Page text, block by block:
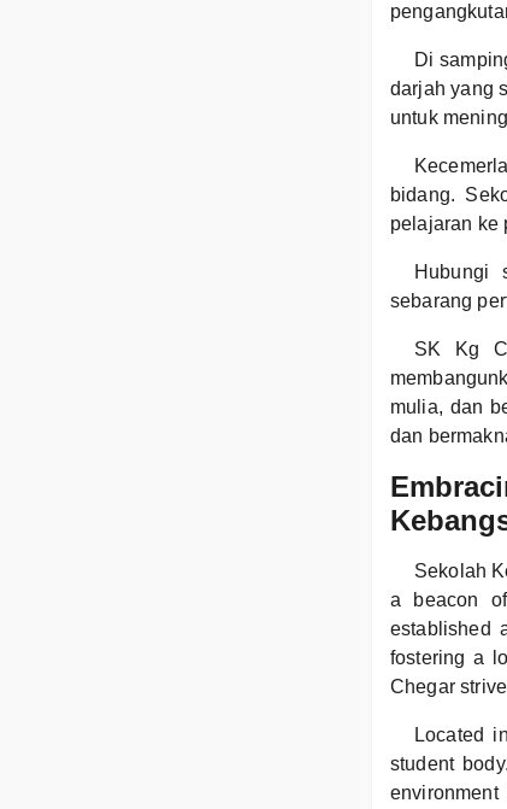
Di
darjah yang
untuk
bidang.
pelajaran ke
Hubungi
sebarang
SK Kg
mulia, dan
dan
Sekolah
a beacon
established
fostering a
Chegar
Located
student